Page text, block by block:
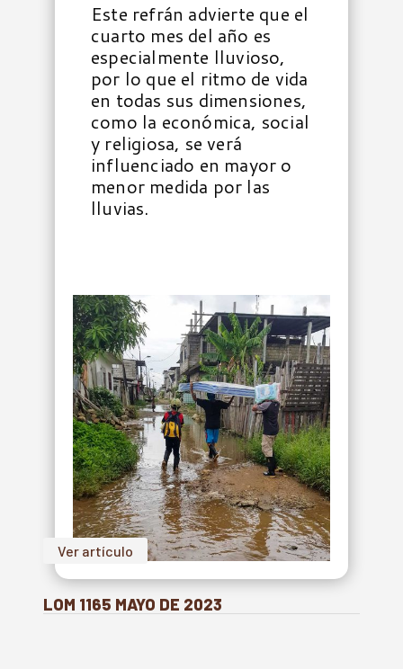
Este refrán advierte que el
cuarto mes del año es
especialmente lluvioso,
por lo que el ritmo de vida
en todas sus dimensiones,
como la económica, social
y religiosa, se verá
influenciado en mayor o
menor medida por las
lluvias.
Ver artículo
LOM 1165 MAYO DE 2023